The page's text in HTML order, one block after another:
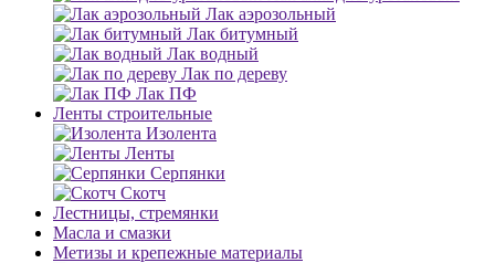
Лак аэрозольный
Лак битумный
Лак водный
Лак по дереву
Лак ПФ
Ленты строительные
Изолента
Ленты
Серпянки
Скотч
Лестницы, стремянки
Масла и смазки
Метизы и крепежные материалы